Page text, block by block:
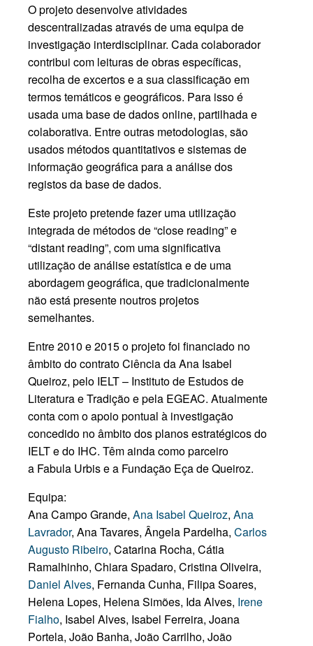
O projeto desenvolve atividades
descentralizadas através de uma equipa de
investigação interdisciplinar. Cada colaborador
contribui com leituras de obras específicas,
recolha de excertos e a sua classificação em
termos temáticos e geográficos. Para isso é
usada uma base de dados online, partilhada e
colaborativa. Entre outras metodologias, são
usados métodos quantitativos e sistemas de
informação geográfica para a análise dos
registos da base de dados.
Este projeto pretende fazer uma utilização
integrada de métodos de “close reading” e
“distant reading”, com uma significativa
utilização de análise estatística e de uma
abordagem geográfica, que tradicionalmente
não está presente noutros projetos
semelhantes.
Entre 2010 e 2015 o projeto foi financiado no
âmbito do contrato Ciência da Ana Isabel
Queiroz, pelo IELT – Instituto de Estudos de
Literatura e Tradição e pela EGEAC. Atualmente
conta com o apoio pontual à investigação
concedido no âmbito dos planos estratégicos do
IELT e do IHC. Têm ainda como parceiro
a Fabula Urbis e a Fundação Eça de Queiroz.
Equipa:
Ana Campo Grande,Ana Isabel Queiroz,Ana
Lavrador, Ana Tavares, Ângela Pardelha,Carlos
Augusto Ribeiro, Catarina Rocha, Cátia
Ramalhinho, Chiara Spadaro, Cristina Oliveira,
Daniel Alves, Fernanda Cunha, Filipa Soares,
Helena Lopes, Helena Simões, Ida Alves, Irene
Fialho, Isabel Alves, Isabel Ferreira, Joana
Portela, João Banha, João Carrilho, João